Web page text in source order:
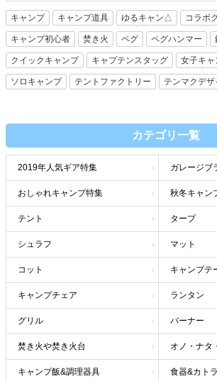
キャンプ キャンプ道具 ゆるキャン△ コラボ
キャンプ初心者 焚き火 ペグ ペグハンマー
クイックキャンプ キャプテンスタッグ 女子キャ
ソロキャンプ テントファクトリー テンマクデザ
カテゴリ一覧
2019年人気ギア特集 ガレージブ
おしゃれキャンプ特集 秋冬キャン
テント タープ
シュラフ マット
コット キャンプテ
キャンプチェア ランタン
グリル バーナー
焚き火や焚き火台 オノ・ナタ
キャンプ飯&調理器具 食器&カト